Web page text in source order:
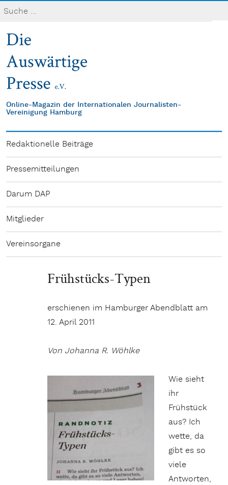
Online-Magazin der Internationalen Journalisten-
Vereinigung Hamburg
Redaktionelle Beiträge
Pressemitteilungen
Darum DAP
Mitglieder
Vereinsorgane
Frühstücks-Typen
erschienen im Hamburger Abendblatt am
12. April 2011
Von Johanna R. Wöhlke
Wie sieht
ihr
Frühstück
aus? Ich
wette, da
gibt es so
viele
Antworten,